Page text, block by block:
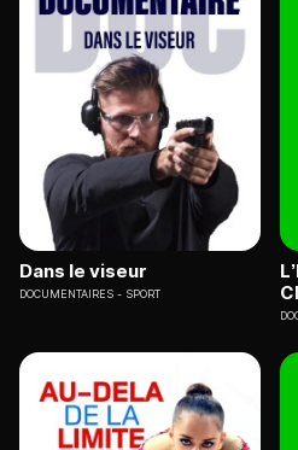
Dans le viseur
DOCUMENTAIRES SPORT